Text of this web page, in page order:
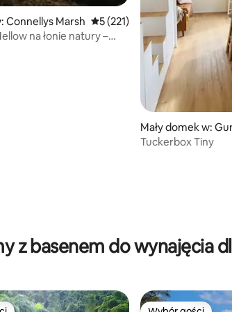
recenzji: 375
Connellys Marsh Średnia ocena: 5 na 5, liczba
5 (221)
na łonie natury –
Mały domek w:
Tuckerbox Tiny
z basenem do wynajęcia